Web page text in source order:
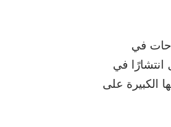
في
انتشارًا في
الكبيرة على